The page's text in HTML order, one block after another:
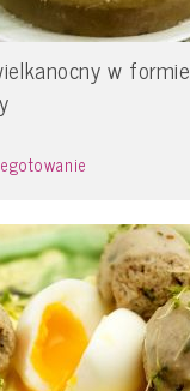
w formie